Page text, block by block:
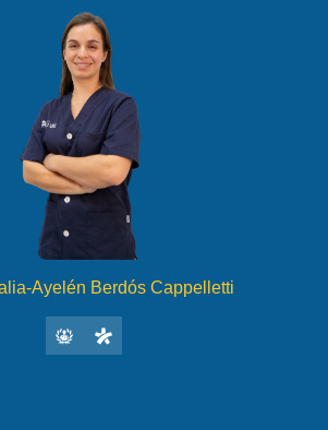
Ayelén Berdós Cappelletti